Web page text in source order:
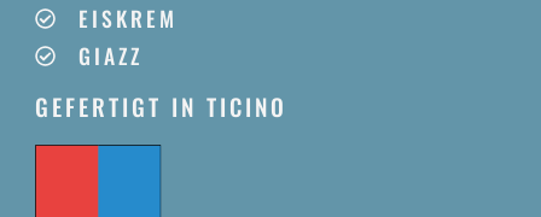
EISKREM
GIAZZ
GEFERTIGT IN TICINO